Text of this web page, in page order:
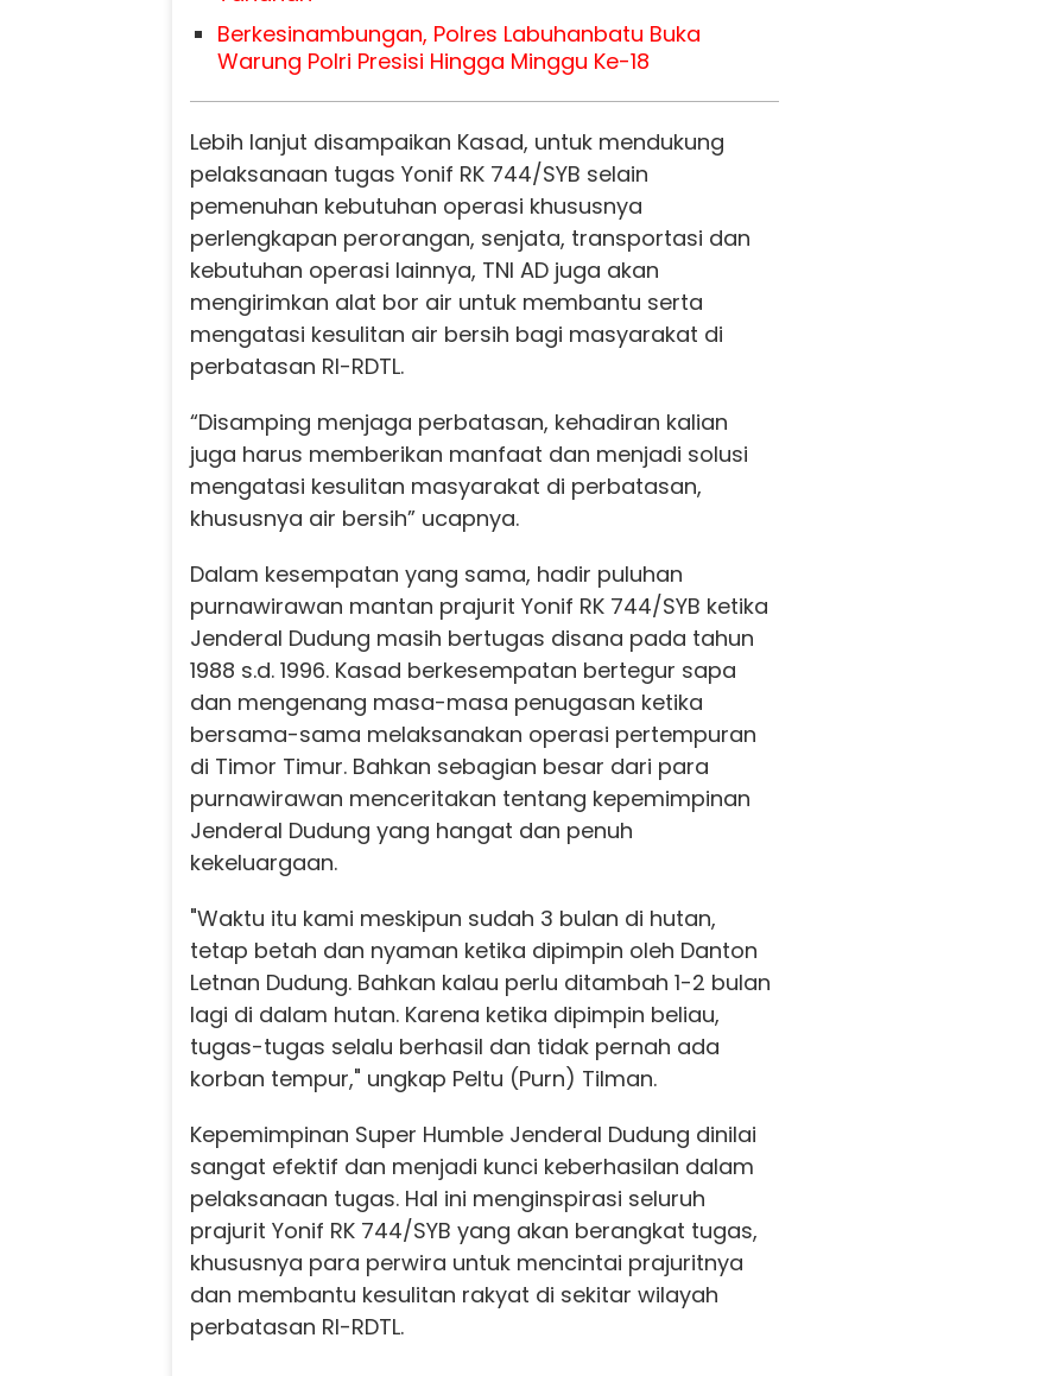
Berkesinambungan, Polres Labuhanbatu Buka
Warung Polri Presisi Hingga Minggu Ke-18
Lebih lanjut disampaikan Kasad, untuk mendukung
pelaksanaan tugas Yonif RK 744/SYB selain
pemenuhan kebutuhan operasi khususnya
perlengkapan perorangan, senjata, transportasi dan
kebutuhan operasi lainnya, TNI AD juga akan
mengirimkan alat bor air untuk membantu serta
mengatasi kesulitan air bersih bagi masyarakat di
perbatasan RI-RDTL.
“Disamping menjaga perbatasan, kehadiran kalian
juga harus memberikan manfaat dan menjadi solusi
mengatasi kesulitan masyarakat di perbatasan,
khususnya air bersih” ucapnya.
Dalam kesempatan yang sama, hadir puluhan
purnawirawan mantan prajurit Yonif RK 744/SYB ketika
Jenderal Dudung masih bertugas disana pada tahun
1988 s.d. 1996. Kasad berkesempatan bertegur sapa
dan mengenang masa-masa penugasan ketika
bersama-sama melaksanakan operasi pertempuran
di Timor Timur. Bahkan sebagian besar dari para
purnawirawan menceritakan tentang kepemimpinan
Jenderal Dudung yang hangat dan penuh
kekeluargaan.
"Waktu itu kami meskipun sudah 3 bulan di hutan,
tetap betah dan nyaman ketika dipimpin oleh Danton
Letnan Dudung. Bahkan kalau perlu ditambah 1-2 bulan
lagi di dalam hutan. Karena ketika dipimpin beliau,
tugas-tugas selalu berhasil dan tidak pernah ada
korban tempur," ungkap Peltu (Purn) Tilman.
Kepemimpinan Super Humble Jenderal Dudung dinilai
sangat efektif dan menjadi kunci keberhasilan dalam
pelaksanaan tugas. Hal ini menginspirasi seluruh
prajurit Yonif RK 744/SYB yang akan berangkat tugas,
khususnya para perwira untuk mencintai prajuritnya
dan membantu kesulitan rakyat di sekitar wilayah
perbatasan RI-RDTL.